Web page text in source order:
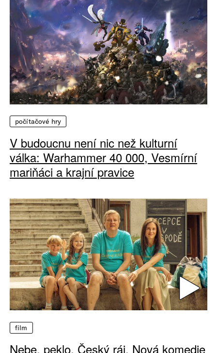
počítačové hry
V budoucnu není nic než kulturní
válka: Warhammer 40 000, Vesmírní
mariňáci a krajní pravice
film
Nebe, peklo, Český ráj. Nová komedie